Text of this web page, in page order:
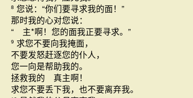
8 您说：“你们要寻求我的面！”
那时我的心对您说：
“ 主*啊！您的面我正要寻求。”
9 求您不要向我掩面，
不要发怒赶逐您的仆人，
您一向是帮助我的。
拯救我的 真主啊！
求您不要丢下我，也不要离弃我。